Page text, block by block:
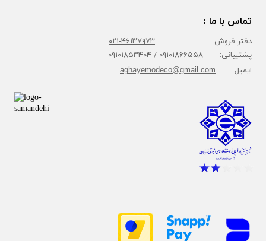
تماس با ما :
دفتر فروش: ۴۶۱۳۷۹۷۳-۰۲۱
پشتیبانی: ۰۹۱۰۱۸۶۶۵۵۸/۰۹۱۰۱۸۵۳۴۰۴
ایمیل: aghayemodeco@gmail.com